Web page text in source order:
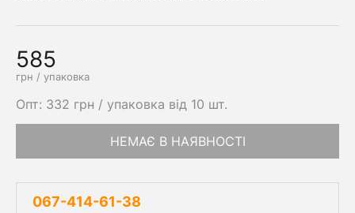
585
грн / упаковка
Опт: 332 грн / упаковка від 10 шт.
НЕМАЄ В НАЯВНОСТІ
067-414-61-38